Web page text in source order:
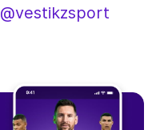
@vestikzsport